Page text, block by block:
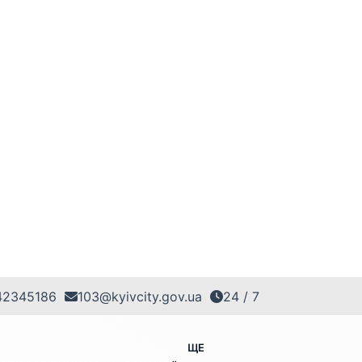
103@kyivcity.gov.ua 24 / 7
ЩЕ